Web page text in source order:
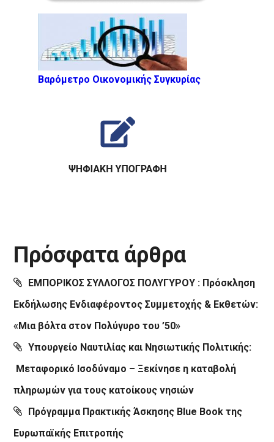
Βαρόμετρο Οικονομικής Συγκυρίας
Πρόσφατα άρθρα
ΕΜΠΟΡΙΚΟΣ ΣΥΛΛΟΓΟΣ ΠΟΛΥΓΥΡΟΥ : Πρόσκληση
Εκδήλωσης Ενδιαφέροντος Συμμετοχής & Εκθετών:
«Μια βόλτα στον Πολύγυρο του ’50»
Υπουργείο Ναυτιλίας και Νησιωτικής Πολιτικής:
Μεταφορικό Ισοδύναμο – Ξεκίνησε η καταβολή
πληρωμών για τους κατοίκους νησιών
Πρόγραμμα Πρακτικής Άσκησης Blue Book της
Ευρωπαϊκής Επιτροπής